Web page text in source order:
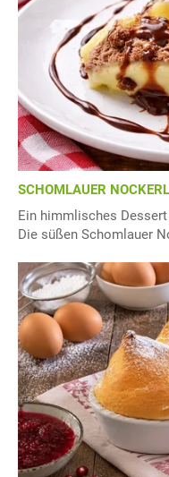
SCHOMLAUER NOCKERL
Ein himmlisches
Die süßen Schomlauer